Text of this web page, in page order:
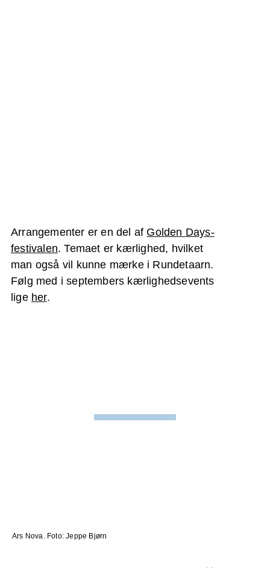
Arrangementer er en del af Golden Days-
festivalen. Temaet er kærlighed, hvilket
man også vil kunne mærke i Rundetaarn.
Følg med i septembers kærlighedsevents
lige her.
Ars Nova. Foto: Jeppe Bjørn